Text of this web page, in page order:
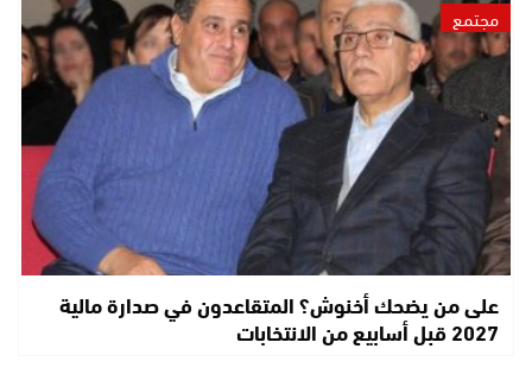
مجتمع
على من يضحك أخنوش؟ المتقاعدون في صدارة مالية
2027 قبل أسابيع من الانتخابات